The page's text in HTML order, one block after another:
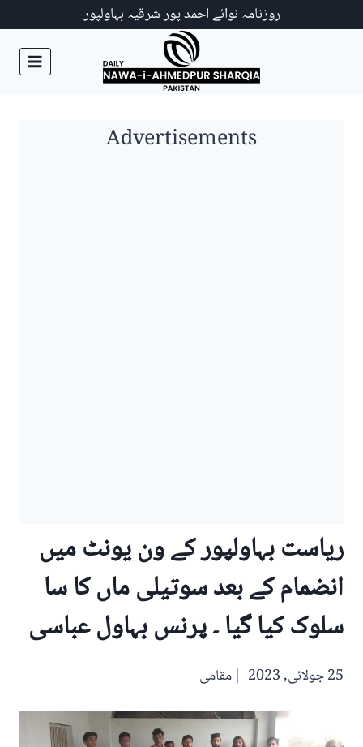
روزنامہ نوائے احمد پور شرقیہ بہاولپور
Advertisements
ریاست بہاولپور کے ون یونٹ میں
انضمام کے بعد سوتیلی ماں کا سا
سلوک کیا گیا ۔ پرنس بہاول عباسی
25 جولائی, 2023 مقامی